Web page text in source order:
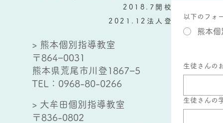
2018.7開校
2021.12法人登記
> 熊本個別指導教室
〒864−0031
熊本県荒尾市川登1867−5
TEL： 0968-80-0266
> 大牟田個別指導教室
〒836-0802
以下のフォ
熊本個
生徒さんの
生徒さんの